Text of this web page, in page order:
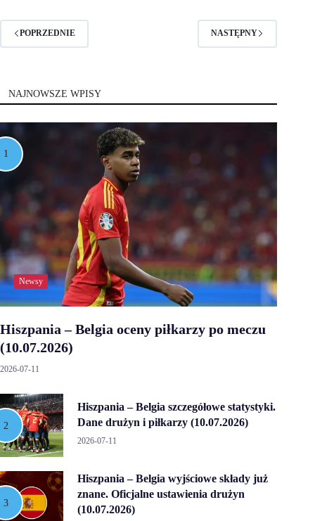
POPRZEDNIE NASTĘPNY
NAJNOWSZE WPISY
Newsy
Hiszpania – Belgia oceny piłkarzy po meczu
(10.07.2026)
2026-07-11
Hiszpania – Belgia szczegółowe statystyki.
Dane drużyn i piłkarzy (10.07.2026)
2026-07-11
Hiszpania – Belgia wyjściowe składy już
znane. Oficjalne ustawienia drużyn
(10.07.2026)